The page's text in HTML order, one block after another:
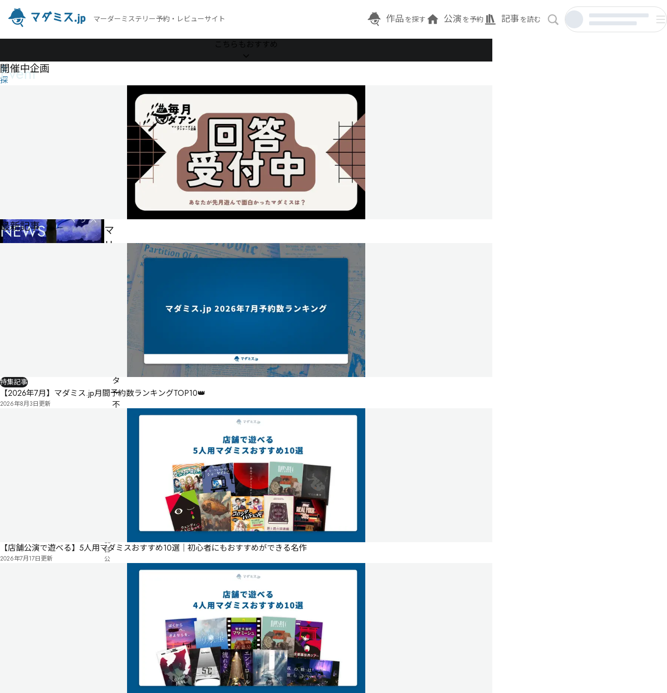
マーダーミステリー予約・レビューサイト 作品 を探す 公演 を予約 記事 を読む
を
探
マ
リ
タ
ー
不
30
日
公
こちらもおすすめ
Event
開催中企画
NEWS
最新記事
特集記事
【2026年7月】マダミス.jp月間予約数ランキングTOP10👑
2026年8月3日更新
【店舗公演で遊べる】5人用マダミスおすすめ10選｜初心者にもおすすめができる名作
2026年7月17日更新